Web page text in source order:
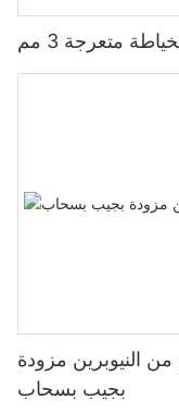
متعرجة 3 مم
النيوبرين مزودة
بجيب بسحاب